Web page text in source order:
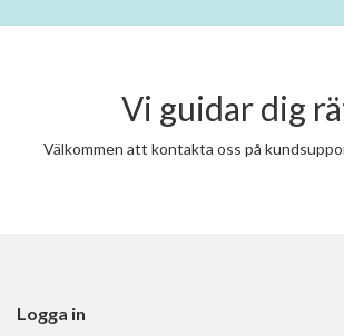
Vi guidar dig
Välkommen att kontakta oss på
Logga in